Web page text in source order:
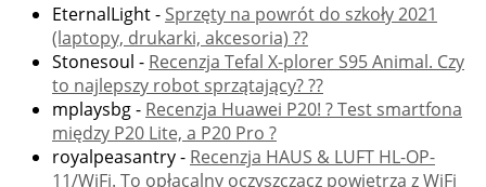
EternalLight- Sprzęty na powrót do szkoły 2021
(laptopy, drukarki, akcesoria) ??
Stonesoul - Recenzja Tefal X-plorer S95 Animal. Czy
to najlepszy robot sprzątający? ??
mplaysbg- Recenzja Huawei P20! ? Test smartfona
między P20 Lite, a P20 Pro ?
royalpeasantry- Recenzja HAUS & LUFT HL-OP-
11/WiFi. To opłacalny oczyszczacz powietrza z WiFi